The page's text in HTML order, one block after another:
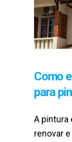
Como
para
A pintura
renovar